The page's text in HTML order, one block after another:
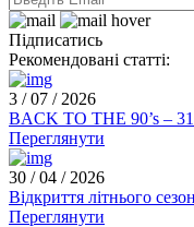
Підписатись
Рекомендовані статті:
3 / 07 / 2026
BACK TO THE 90’s –
Переглянути
30 / 04 / 2026
Відкриття літнього
Переглянути